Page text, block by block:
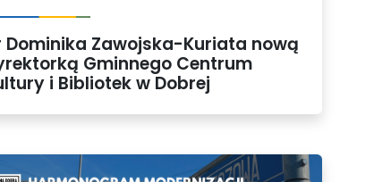
Dominika Zawojska-Kuriata nową
Gminnego Centrum
i Bibliotek w Dobrej